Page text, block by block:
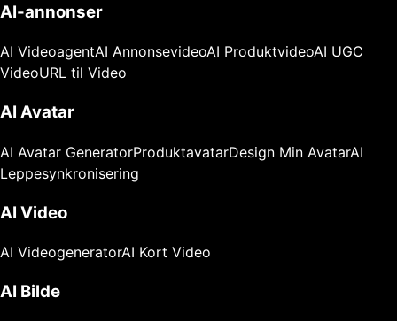
AI-annonser
AI VideoagentAI AnnonsevideoAI ProduktvideoAI UGC
VideoURL til Video
AI Avatar
AI Avatar GeneratorProduktavatarDesign Min AvatarAI
Leppesynkronisering
AI Video
AI VideogeneratorAI Kort Video
AI Bilde